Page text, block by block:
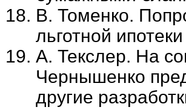
В. Томенко.
льготной
А. Текслер. На
Чернышенко
другие